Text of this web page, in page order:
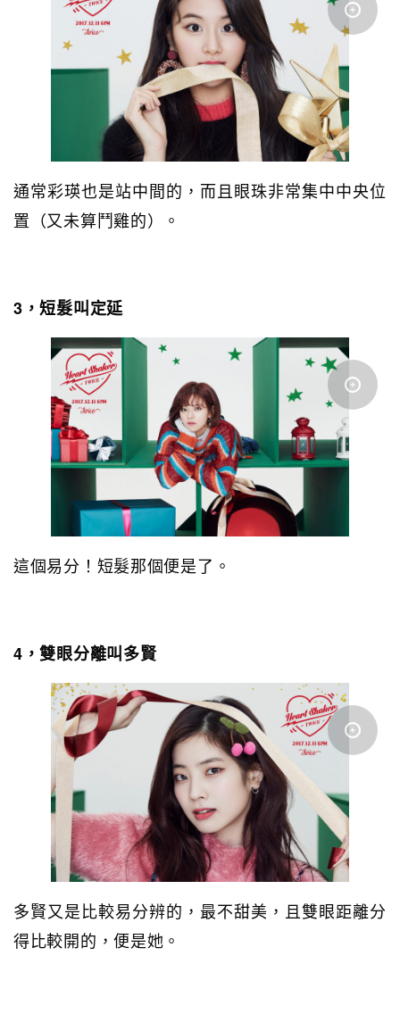
通常彩瑛也是站中間的，而且眼珠非常集中中央位
置（又未算鬥雞的）。
3，短髮叫定延
這個易分！短髮那個便是了。
4，雙眼分離叫多賢
多賢又是比較易分辨的，最不甜美，且雙眼距離分
得比較開的，便是她。